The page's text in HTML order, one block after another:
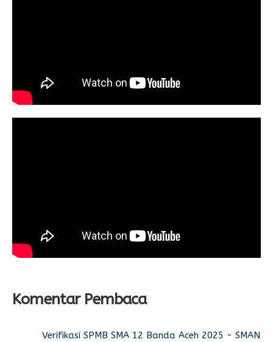
Komentar Pembaca
Verifikasi SPMB SMA 12 Banda Aceh 2025 - SMAN